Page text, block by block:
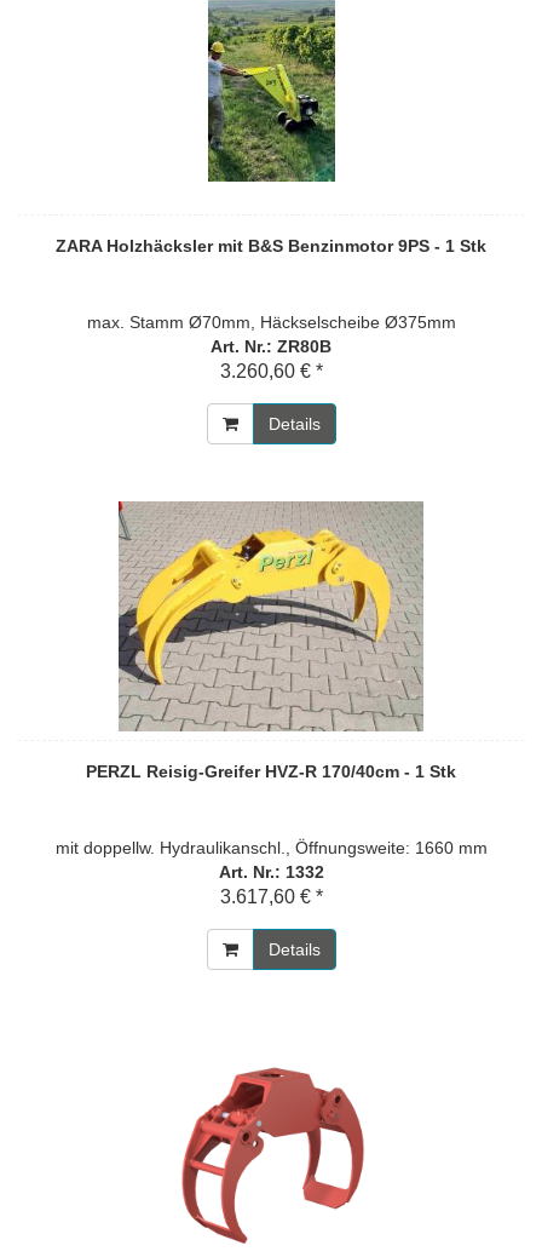
ZARA Holzhäcksler mit B&S Benzinmotor 9PS - 1 Stk
max. Stamm Ø70mm, Häckselscheibe Ø375mm
Art. Nr.: ZR80B
3.260,60 € *
Details
PERZL Reisig-Greifer HVZ-R 170/40cm - 1 Stk
mit doppellw. Hydraulikanschl., Öffnungsweite: 1660 mm
Art. Nr.: 1332
3.617,60 € *
Details